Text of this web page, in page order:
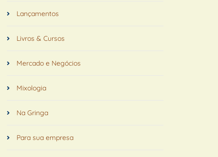
Lançamentos
Livros & Cursos
Mercado e Negócios
Mixologia
Na Gringa
Para sua empresa